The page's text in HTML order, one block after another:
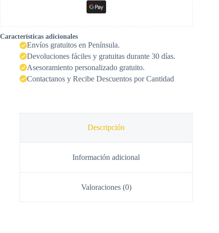
Características adicionales
Envíos gratuitos en Península.
Devoluciones fáciles y gratuitas durante 30 días.
Asesoramiento personalizado gratuito.
Contactanos y Recibe Descuentos por Cantidad
Descripción
Información adicional
Valoraciones (0)